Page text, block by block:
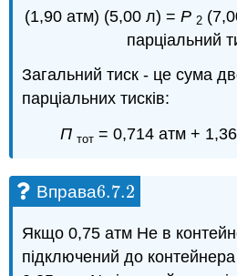
(1,90 атм) (5,00 л) = Р 2
парціальний
Загальний тиск - це сума
парціальних тисків:
П тот = 0,714 атм +
Вправа6.7.2
6.7.2
Якщо 0,75 атм He в
підключений до